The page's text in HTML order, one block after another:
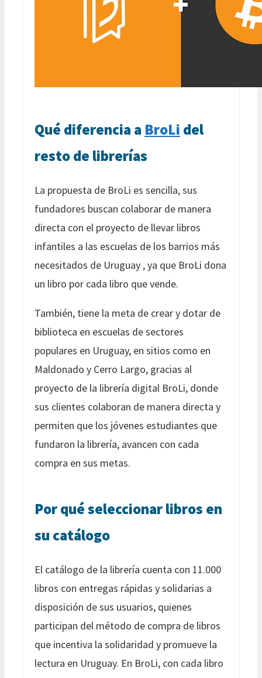
Qué diferencia a BroLi del
resto de librerías
La propuesta de BroLi es sencilla, sus
fundadores buscan colaborar de manera
directa con el proyecto de llevar libros
infantiles a las escuelas de los barrios más
necesitados de Uruguay , ya que BroLi dona
un libro por cada libro que vende.
También, tiene la meta de crear y dotar de
biblioteca en escuelas de sectores
populares en Uruguay, en sitios como en
Maldonado y Cerro Largo, gracias al
proyecto de la librería digital BroLi, donde
sus clientes colaboran de manera directa y
permiten que los jóvenes estudiantes que
fundaron la librería, avancen con cada
compra en sus metas.
Por qué seleccionar libros en
su catálogo
El catálogo de la librería cuenta con 11.000
libros con entregas rápidas y solidarias a
disposición de sus usuarios, quienes
participan del método de compra de libros
que incentiva la solidaridad y promueve la
lectura en Uruguay. En BroLi, con cada libro